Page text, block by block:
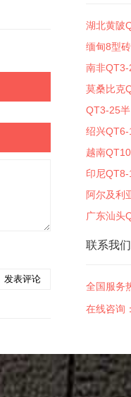
湖北黄陂
缅甸8型
南非
莫桑比克
QT3-25
绍兴
越南
印尼
阿尔及利
广东汕头
联系我们
全国服务
在线咨询